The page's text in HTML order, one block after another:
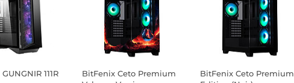
111R
BitFenix Ceto Premium
BitFenix Ceto Premium